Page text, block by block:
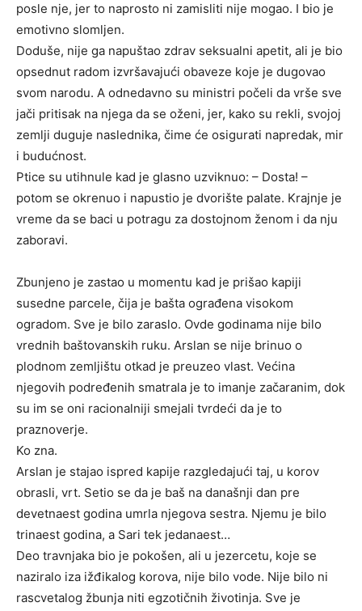
posle nje, jer to naprosto ni zamisliti nije mogao. I bio je
emotivno slomljen.
Doduše, nije ga napuštao zdrav seksualni apetit, ali je bio
opsednut radom izvršavajući obaveze koje je dugovao
svom narodu. A odnedavno su ministri počeli da vrše sve
jači pritisak na njega da se oženi, jer, kako su rekli, svojoj
zemlji duguje naslednika, čime će osigurati napredak, mir
i budućnost.
Ptice su utihnule kad je glasno uzviknuo: – Dosta! –
potom se okrenuo i napustio je dvorište palate. Krajnje je
vreme da se baci u potragu za dostojnom ženom i da nju
zaboravi.
Zbunjeno je zastao u momentu kad je prišao kapiji
susedne parcele, čija je bašta ograđena visokom
ogradom. Sve je bilo zaraslo. Ovde godinama nije bilo
vrednih baštovanskih ruku. Arslan se nije brinuo o
plodnom zemljištu otkad je preuzeo vlast. Većina
njegovih podređenih smatrala je to imanje začaranim, dok
su im se oni racionalniji smejali tvrdeći da je to
praznoverje.
Ko zna.
Arslan je stajao ispred kapije razgledajući taj, u korov
obrasli, vrt. Setio se da je baš na današnji dan pre
devetnaest godina umrla njegova sestra. Njemu je bilo
trinaest godina, a Sari tek jedanaest…
Deo travnjaka bio je pokošen, ali u jezercetu, koje se
naziralo iza ižđikalog korova, nije bilo vode. Nije bilo ni
rascvetalog žbunja niti egzotičnih životinja. Sve je